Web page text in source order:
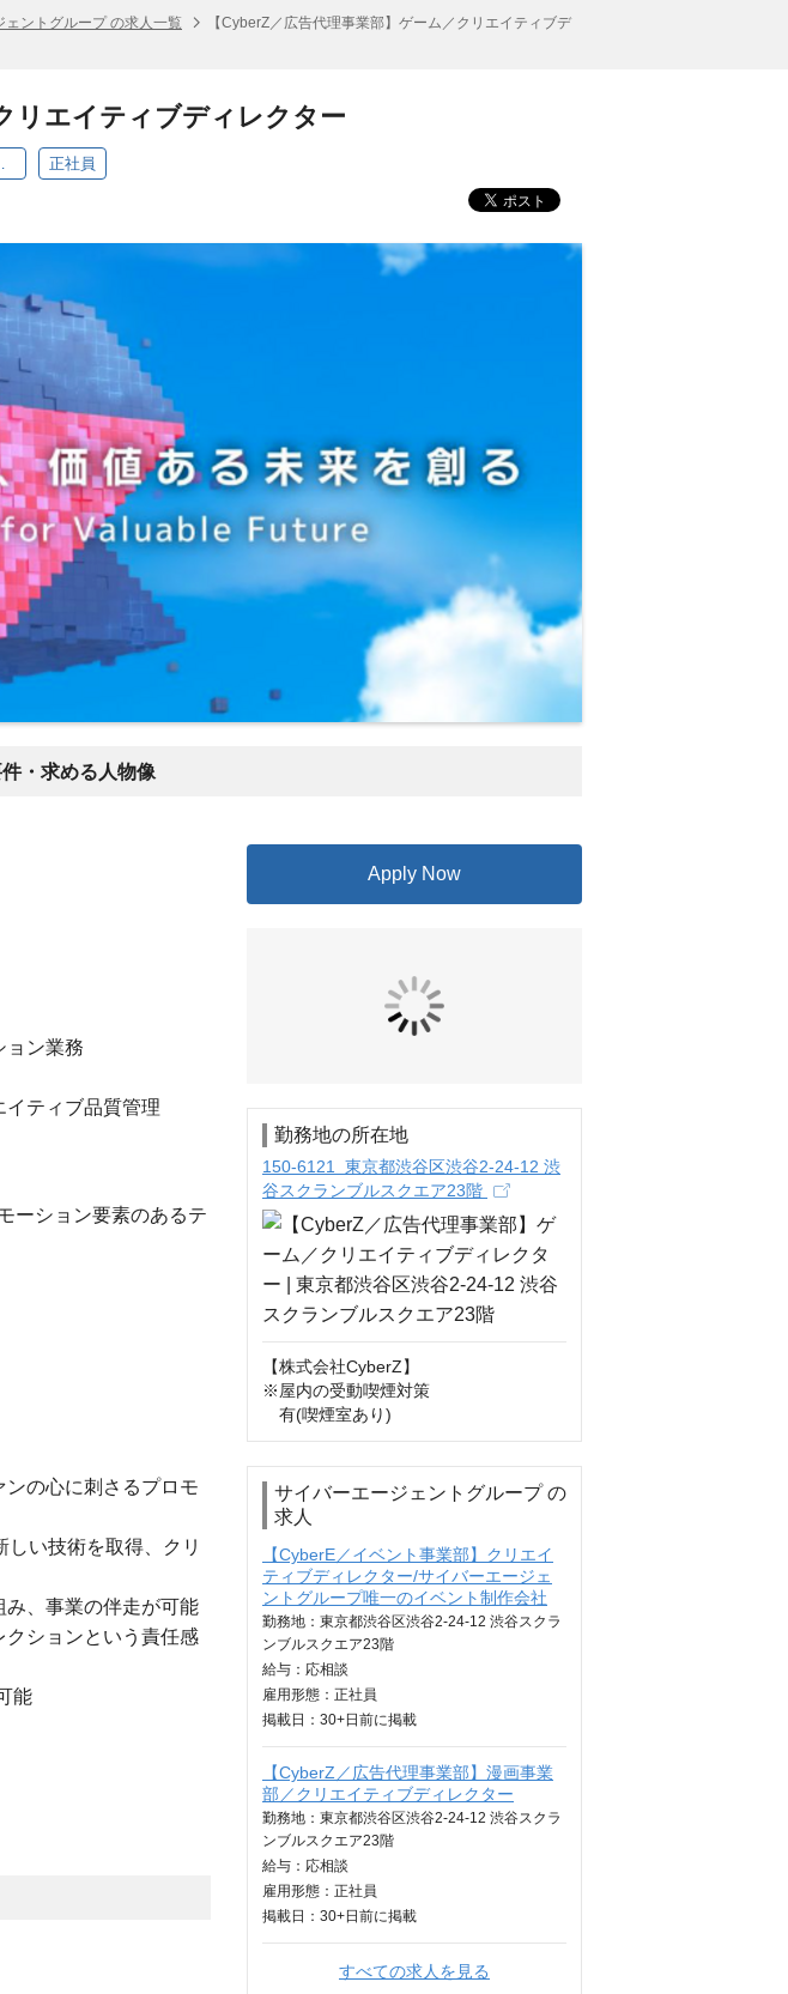
ェントグループ の求人一覧
【CyberZ／広告代理事業部】ゲーム／クリエイティブデ
リエイティブディレクター
ィブディレクター 正社員
・求める人物像
ョン業務
イティブ品質管理
ーション要素のあるテ
の心に刺さるプロモ
い技術を取得、クリ
み、事業の伴走が可能
クションという責任感
能
Apply Now
勤務地の所在地
150-6121 東京都渋谷区渋谷2-24-12 渋
谷スクランブルスクエア23階
【株式会社CyberZ】
※屋内の受動喫煙対策
有(喫煙室あり)
サイバーエージェントグループ の
求人
【CyberE／イベント事業部】クリエイ
ティブディレクター/サイバーエージェ
ントグループ唯一のイベント制作会社
勤務地：東京都渋谷区渋谷2-24-12 渋谷スクラ
ンブルスクエア23階
給与： 応相談
雇用形態：正社員
掲載日： 30+日 前に掲載
【CyberZ／広告代理事業部】漫画事業
部／クリエイティブディレクター
勤務地：東京都渋谷区渋谷2-24-12 渋谷スクラ
ンブルスクエア23階
給与： 応相談
雇用形態：正社員
掲載日： 30+日 前に掲載
すべての求人を見る